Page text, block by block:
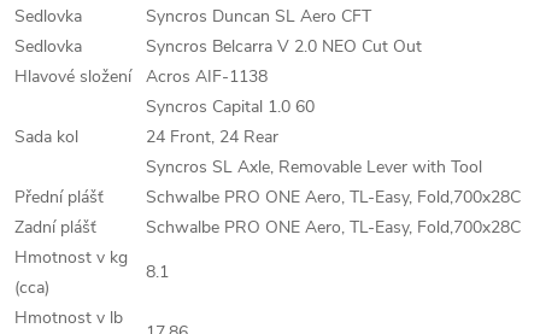
Sedlovka
Syncros Duncan SL Aero CFT
Sedlovka
Syncros Belcarra V 2.0 NEO Cut Out
Hlavové složení
Acros AIF-1138
Sada kol
Syncros Capital 1.0 60
24 Front, 24 Rear
Syncros SL Axle, Removable Lever with Tool
Přední plášť
Schwalbe PRO ONE Aero, TL-Easy, Fold,700x28C
Zadní plášť
Schwalbe PRO ONE Aero, TL-Easy, Fold,700x28C
Hmotnost v kg
(cca)
8.1
Hmotnost v lb